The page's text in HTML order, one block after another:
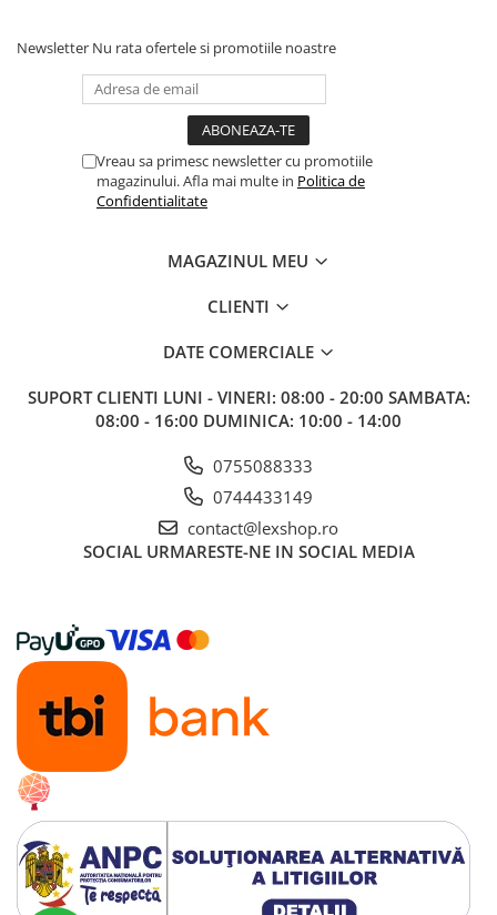
Accesorii
Friday The 13th
Marvel Univers
Anime
D&D si Alte RPG
Figurine
Altele
Screens
Nolzur
Premium
Board games
Harti
Teren
Alte RPG
Newsletter Nu rata ofertele si promotiile noastre
Vreau sa primesc newsletter cu promotiile
magazinului. Afla mai multe in Politica de
Confidentialitate
MAGAZINUL MEU
CLIENTI
DATE COMERCIALE
SUPORT CLIENTI LUNI - VINERI: 08:00 - 20:00 SAMBATA:
08:00 - 16:00 DUMINICA: 10:00 - 14:00
0755088333
0744433149
contact@lexshop.ro
SOCIAL URMARESTE-NE IN SOCIAL MEDIA